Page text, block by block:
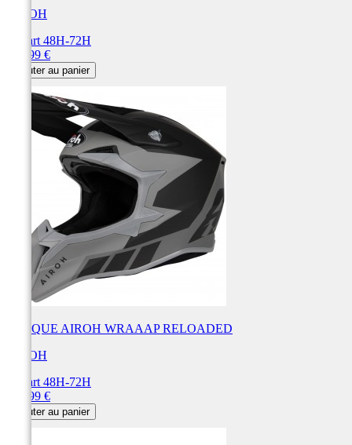
AIROH
Départ 48H-72H
179,99 €
Ajouter au panier
CASQUE AIROH WRAAAP RELOADED
AIROH
Départ 48H-72H
179,99 €
Ajouter au panier